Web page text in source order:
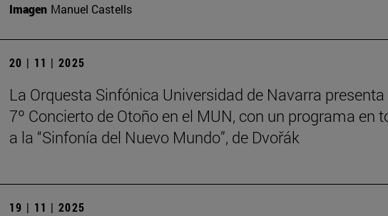
Imagen Manuel Castells
20 | 11 | 2025
La Orquesta Sinfónica Universidad de Navarra presenta
7º Concierto de Otoño en el MUN, con un programa en
a la “Sinfonía del Nuevo Mundo”, de Dvořák
19 | 11 | 2025